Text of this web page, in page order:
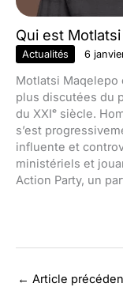
Qui est
Actualités 6
Motlatsi Maqelepo
plus discutées du
du XXIᵉ siècle.
s’est
influente et
ministériels et
Action Party, un
← Article